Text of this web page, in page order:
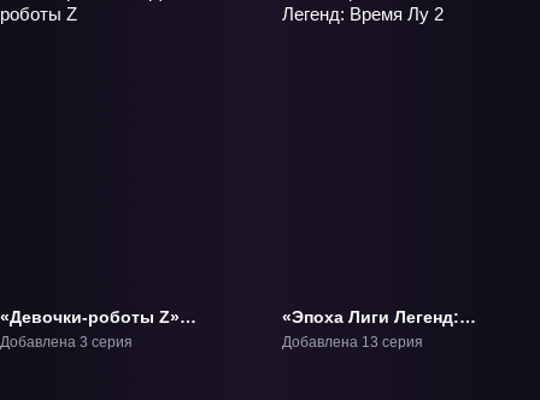
«Девочки-роботы Z»
ОВА-1
Добавлена 3 серия
«Эпоха Лиги Легенд:
Время Лу 2» ТВ-2
Добавлена 13 серия